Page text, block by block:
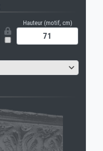
Hauteur (motif, cm)